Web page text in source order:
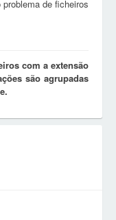
de ficheiros
com a extensão
são agrupadas